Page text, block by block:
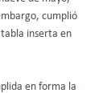
cumplió
tabla inserta en
en forma la